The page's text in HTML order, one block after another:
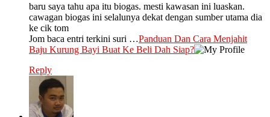
baru saya tahu apa itu biogas. mesti kawasan ini luaskan.
cawagan biogas ini selalunya dekat dengan sumber utama dia
ke cik tom
Jom baca entri terkini suri …Panduan Dan Cara Menjahit
Baju Kurung Bayi Buat Ke Beli Dah Siap?
Reply